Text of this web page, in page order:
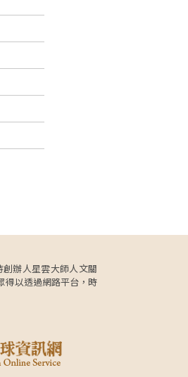
辦人星雲大師人文關
得以透過網路平台，時